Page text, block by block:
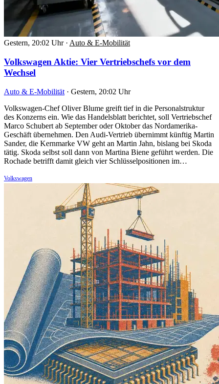
Gestern, 20:02 Uhr · Auto & E-Mobilität
Volkswagen Aktie: Vier Vertriebschefs vor dem
Wechsel
Auto & E-Mobilität · Gestern, 20:02 Uhr
Volkswagen-Chef Oliver Blume greift tief in die Personalstruktur
des Konzerns ein. Wie das Handelsblatt berichtet, soll Vertriebschef
Marco Schubert ab September oder Oktober das Nordamerika-
Geschäft übernehmen. Den Audi-Vertrieb übernimmt künftig Martin
Sander, die Kernmarke VW geht an Martin Jahn, bislang bei Skoda
tätig. Skoda selbst soll dann von Martina Biene geführt werden. Die
Rochade betrifft damit gleich vier Schlüsselpositionen im…
Volkswagen